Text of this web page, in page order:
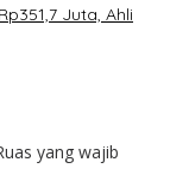
Juta, Ahli
yang wajib